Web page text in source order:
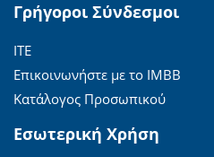
Γρήγοροι Σύνδεσμοι
ΙΤΕ
Επικοινωνήστε με το ΙΜΒΒ
Κατάλογος Προσωπικού
Εσωτερική Χρήση